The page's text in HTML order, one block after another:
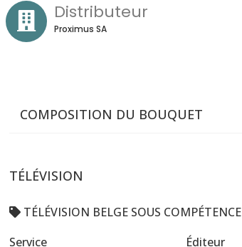
Distributeur
Proximus SA
COMPOSITION DU BOUQUET
TÉLÉVISION
TÉLÉVISION BELGE SOUS
Service
Éditeur